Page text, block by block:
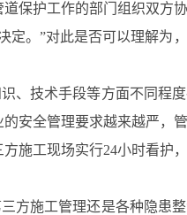
保护工作的部门组织双方
。”对此是否可以理解为
、技术手段等方面不同程
安全管理要求越来越严，
施工现场实行24小时看护
方施工管理还是各种隐患